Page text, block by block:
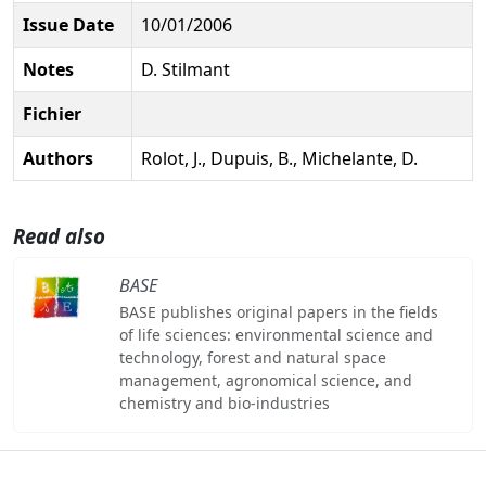
Issue Date
10/01/2006
Notes
D. Stilmant
Fichier
Authors
Rolot, J., Dupuis, B., Michelante, D.
Read also
BASE
BASE publishes original papers in the fields
of life sciences: environmental science and
technology, forest and natural space
management, agronomical science, and
chemistry and bio-industries